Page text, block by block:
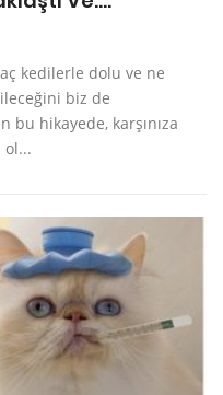
kedilerle dolu ve ne
biz de
bu hikayede, karşınıza
ol...